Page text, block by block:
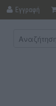
Εγγραφή